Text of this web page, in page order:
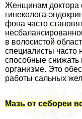
Женщинам доктора
гинеколога-
фона часто
в волосистой
специалисты часто
способные снижать
организме. Это
работы сальных
Мазь от себореи